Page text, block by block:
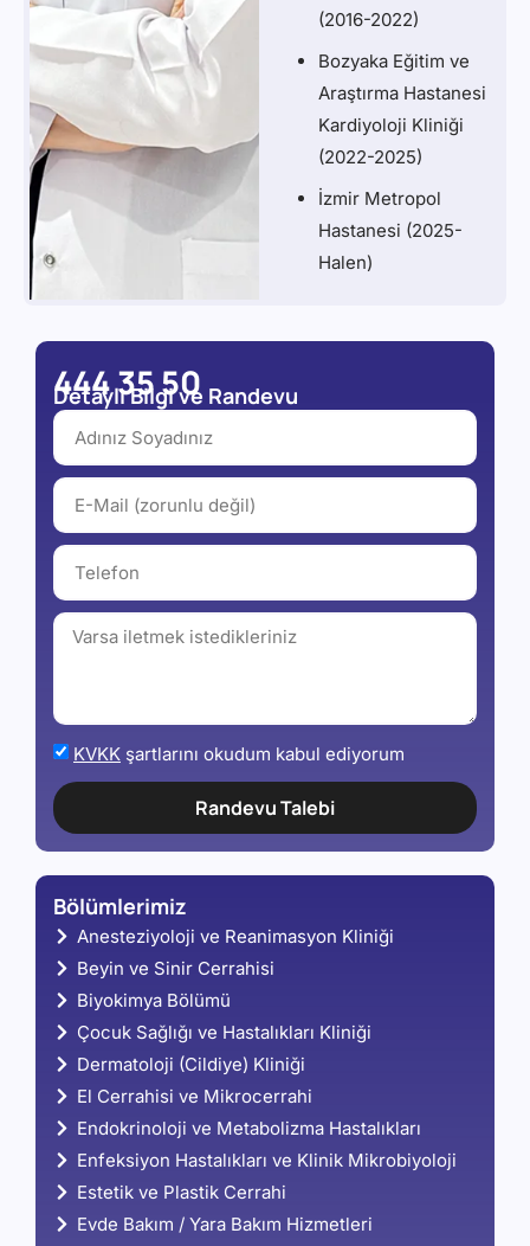
(2016-2022)
Bozyaka Eğitim ve
Araştırma Hastanesi
Kardiyoloji Kliniği
(2022-2025)
İzmir Metropol
Hastanesi (2025-
Halen)
444 35 50
Detaylı Bilgi ve Randevu
KVKK şartlarını okudum kabul ediyorum
Randevu Talebi
Bölümlerimiz
Anesteziyoloji ve Reanimasyon Kliniği
Beyin ve Sinir Cerrahisi
Biyokimya Bölümü
Çocuk Sağlığı ve Hastalıkları Kliniği
Dermatoloji (Cildiye) Kliniği
El Cerrahisi ve Mikrocerrahi
Endokrinoloji ve Metabolizma Hastalıkları
Enfeksiyon Hastalıkları ve Klinik Mikrobiyoloji
Estetik ve Plastik Cerrahi
Evde Bakım / Yara Bakım Hizmetleri